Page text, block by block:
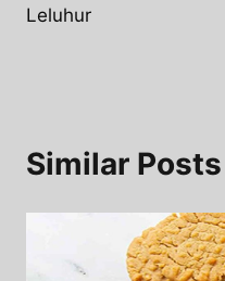
Leluhur
Similar Posts